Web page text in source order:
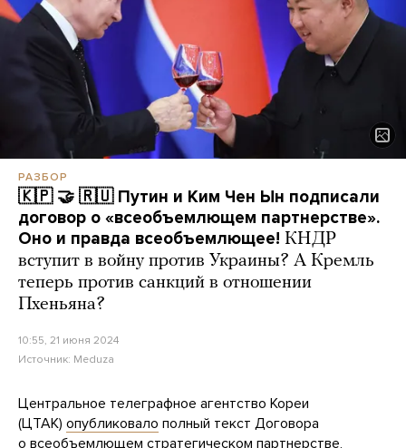
РАЗБОР
🇰🇵 🤝 🇷🇺 Путин и Ким Чен Ын подписали
договор о «всеобъемлющем партнерстве».
Оно и правда всеобъемлющее! КНДР
вступит в войну против Украины? А Кремль
теперь против санкций в отношении
Пхеньяна?
10:55, 21 июня 2024
Источник: Meduza
Центральное телеграфное агентство Кореи
(ЦТАК) опубликовало полный текст Договора
о всеобъемлющем стратегическом партнерстве,